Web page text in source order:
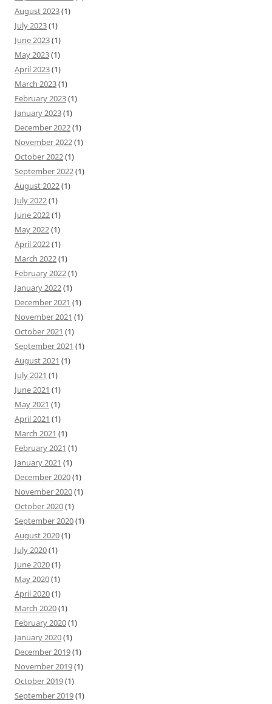
August 2023(1)
July 2023(1)
June 2023(1)
May 2023(1)
April 2023(1)
March 2023(1)
February 2023(1)
January 2023(1)
December 2022(1)
November 2022(1)
October 2022(1)
September 2022(1)
August 2022(1)
July 2022(1)
June 2022(1)
May 2022(1)
April 2022(1)
March 2022(1)
February 2022(1)
January 2022(1)
December 2021 (1)
November 2021 (1)
October 2021 (1)
September 2021 (1)
August 2021 (1)
July 2021 (1)
June 2021 (1)
May 2021 (1)
April 2021 (1)
March 2021 (1)
February 2021 (1)
January 2021 (1)
December 2020(1)
November 2020(1)
October 2020(1)
September 2020(1)
August 2020(1)
July 2020(1)
June 2020(1)
May 2020(1)
April 2020(1)
March 2020(1)
February 2020(1)
January 2020(1)
December 2019(1)
November 2019(1)
October 2019(1)
September 2019(1)